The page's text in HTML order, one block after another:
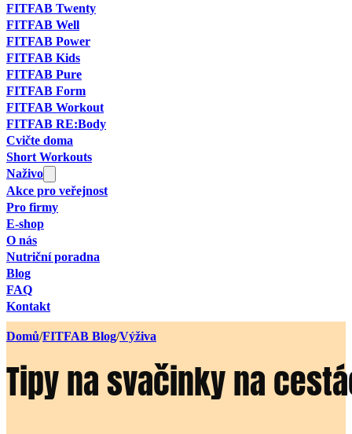
FITFAB Twenty
FITFAB Well
FITFAB Power
FITFAB Kids
FITFAB Pure
FITFAB Form
FITFAB Workout
FITFAB RE:Body
Cvičte doma
Short Workouts
Naživo
Akce pro veřejnost
Pro firmy
E-shop
O nás
Nutriční poradna
Blog
FAQ
Kontakt
Domů/FITFAB Blog/Výživa
Tipy na svačinky na